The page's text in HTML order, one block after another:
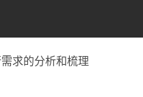
求的分析和梳理